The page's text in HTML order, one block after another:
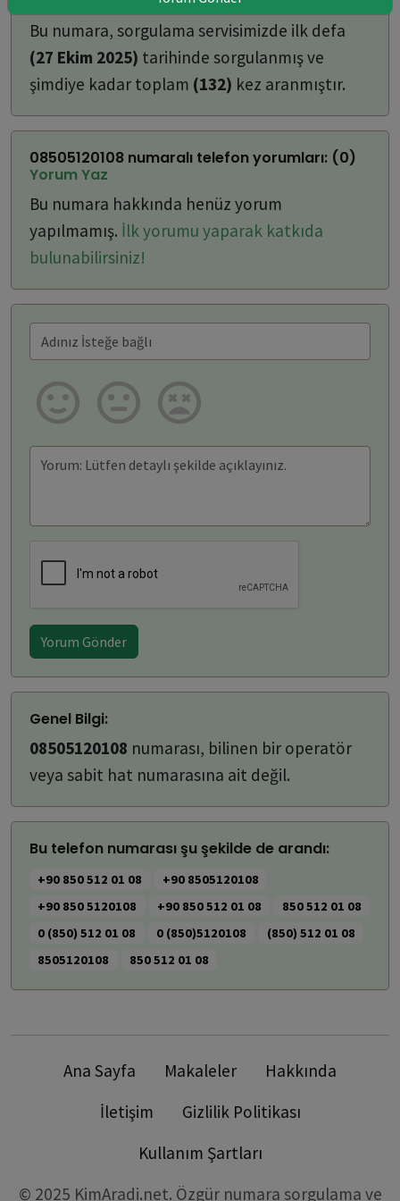
Bu numara, sorgulama servisimizde ilk defa
(27 Ekim 2025) tarihinde sorgulanmış ve
şimdiye kadar toplam (132) kez aranmıştır.
08505120108 numaralı telefon yorumları: (0)
Yorum Yaz
Bu numara hakkında henüz yorum
yapılmamış. İlk yorumu yaparak katkıda
bulunabilirsiniz!
Yorum Gönder
Genel Bilgi:
08505120108 numarası, bilinen bir operatör
veya sabit hat numarasına ait değil.
Bu telefon numarası şu şekilde de arandı:
+90 850 512 01 08
+90 8505120108
+90 850 5120108
+90 850 512 01 08
850 512 01 08
0 (850) 512 01 08
0 (850)5120108
(850) 512 01 08
8505120108
850 512 01 08
Ana Sayfa Makaleler
Hakkında
İletişim
Gizlilik Politikası
Kullanım Şartları
© 2025 KimAradi.net. Özgür numara sorgulama ve